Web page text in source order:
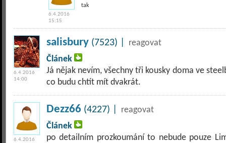
6.4.2016
15:15
tak
6.4.2016
14:00
salisbury (7523) |
reagovat
Článek
Já nějak nevím, všechny tři kousky doma ve
co budu chtít mít dvakrát.
6.4.2016
Dezz66 (4227) |
reagovat
Článek
po detailním prozkoumání to nebude pouze